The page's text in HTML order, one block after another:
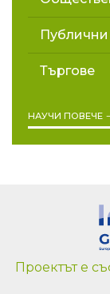
Търгове
НАУЧИ ПОВЕЧЕ
Проектът е